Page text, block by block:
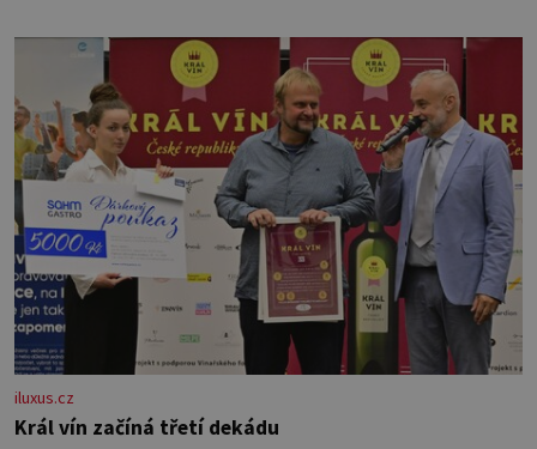
miminka měl působit především klidně a útulně. Předškolní
iluxus.cz
Král vín začíná třetí dekádu